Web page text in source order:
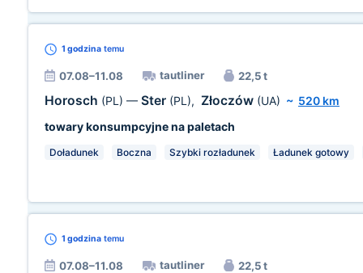
1 godzina temu
07.08–11.08 tautliner 22,5 t
Horosch (PL) — Ster (PL), Złoczów (UA) ~ 520 km
towary konsumpcyjne na paletach
Doładunek Boczna Szybki rozładunek Ładunek gotowy
1 godzina temu
07.08–11.08 tautliner 22,5 t